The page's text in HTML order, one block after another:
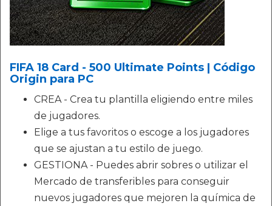
FIFA 18 Card - 500 Ultimate Points | Código
Origin para PC
CREA - Crea tu plantilla eligiendo entre miles
de jugadores.
Elige a tus favoritos o escoge a los jugadores
que se ajustan a tu estilo de juego.
GESTIONA - Puedes abrir sobres o utilizar el
Mercado de transferibles para conseguir
nuevos jugadores que mejoren la química de